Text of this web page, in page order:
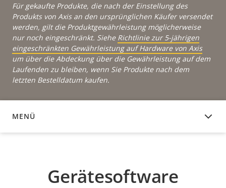
Für gekaufte Produkte, die nach der Einstellung des
Produkts von Axis an den ursprünglichen Käufer versendet
werden, gilt die Produktgewährleistung möglicherweise
nur noch eingeschränkt. Siehe Richtlinie zur 5-jährigen
eingeschränkten Gewährleistung auf Hardware von Axis
um über die Abdeckung über die Gewährleistung auf dem
Laufenden zu bleiben, wenn Sie Produkte nach dem
letzten Bestelldatum kaufen.
MENÜ
GERÄTESOFTWARE
Gerätesoftware